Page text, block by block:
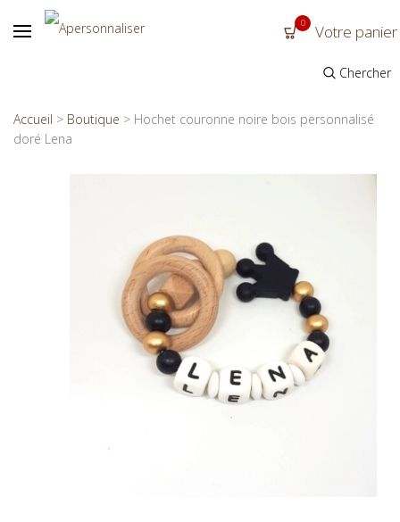
0 Votre panier
Chercher
Accueil > Boutique > Hochet couronne noire bois personnalisé
doré Lena